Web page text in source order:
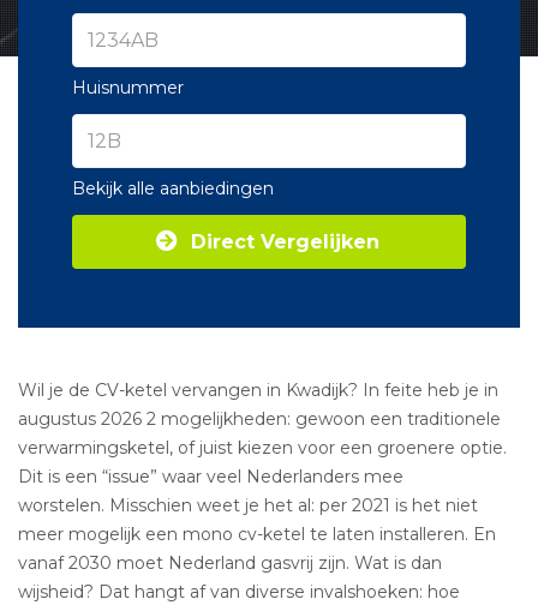
Huisnummer
Bekijk alle aanbiedingen
Direct Vergelijken
Wil je de CV-ketel vervangen in Kwadijk? In feite heb je in
augustus 2026 2 mogelijkheden: gewoon een traditionele
verwarmingsketel, of juist kiezen voor een groenere optie.
Dit is een “issue” waar veel Nederlanders mee
worstelen. Misschien weet je het al: per 2021 is het niet
meer mogelijk een mono cv-ketel te laten installeren. En
vanaf 2030 moet Nederland gasvrij zijn. Wat is dan
wijsheid? Dat hangt af van diverse invalshoeken: hoe